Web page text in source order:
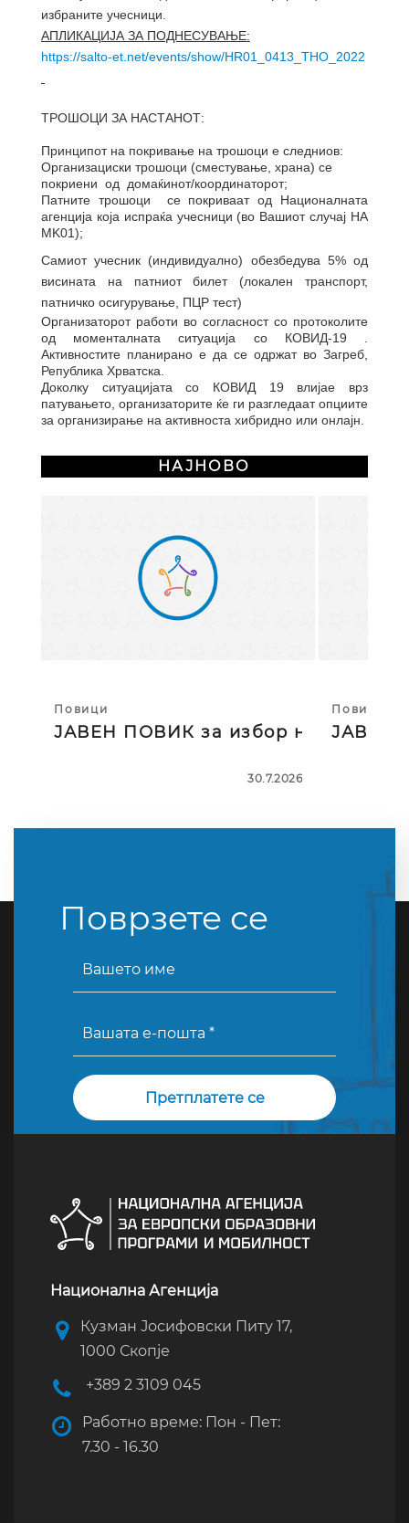
избраните учесници.
АПЛИКАЦИЈА ЗА ПОДНЕСУВАЊЕ:
https://salto-et.net/events/show/HR01_0413_THO_2022
ТРОШОЦИ ЗА НАСТАНОТ:
Принципот на покривање на трошоци е следниов:
Организациски трошоци (сместување, храна) се
покриени од домаќинот/координаторот;
Патните трошоци се покриваат од Националната
агенција која испраќа учесници (во Вашиот случај НА
MK01);
Самиот учесник (индивидуално) обезбедува 5% од
висината на патниот билет (локален транспорт,
патничко осигурување, ПЦР тест)
Организаторот работи во согласност со протоколите
од моменталната ситуација со КОВИД-19 .
Активностите планирано е да се одржат во Загреб,
Република Хрватска.
Доколку ситуацијата со КОВИД 19 влијае врз
патувањето, организаторите ќе ги разгледаат опциите
за организирање на активноста хибридно или онлајн.
НАЈНОВО
Повици
ЈАВЕН ПОВИК за избор на тројца
30.7.2026
Повици
ЈАВЕН
Поврзете се
Национална Агенција
Кузман Јосифовски Питу 17,
1000 Скопје
+389 2 3109 045
Работно време: Пон - Пет:
7.30 - 16.30